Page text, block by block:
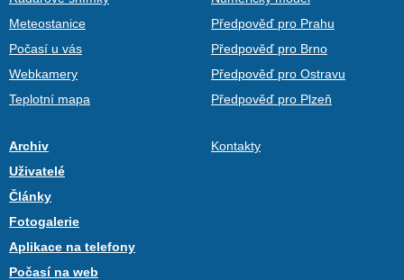
Meteostanice
Počasí u vás
Webkamery
Teplotní mapa
Předpověď pro Prahu
Předpověď pro Brno
Předpověď pro Ostravu
Předpověď pro Plzeň
Archiv
Uživatelé
Články
Fotogalerie
Aplikace na telefony
Počasí na web
Kontakty